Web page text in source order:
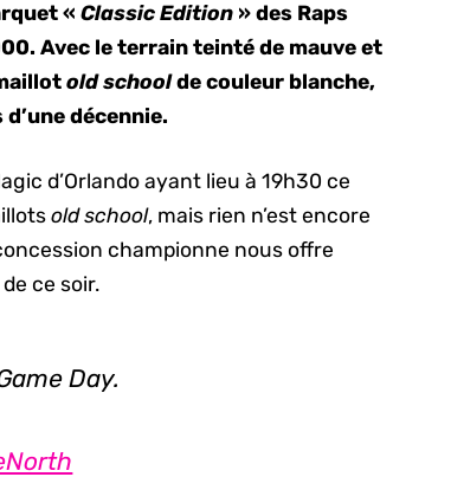
«Classic Edition » des Raps
Avec le terrain teinté de mauve et
old schoolde couleur blanche,
décennie.
d’Orlando ayant lieu à 19h30 ce
old school, mais rien n’est encore
championne nous offre
ce soir.
Day.